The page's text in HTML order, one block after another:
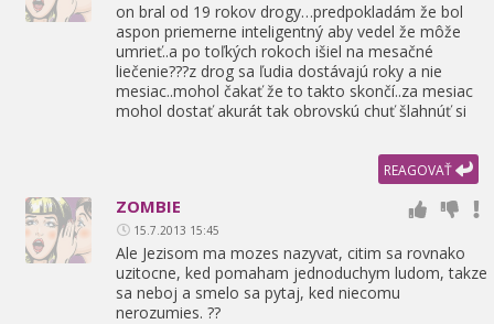
on bral od 19 rokov drogy…predpokladám že bol
aspon priemerne inteligentný aby vedel že môže
umrieť..a po toľkých rokoch išiel na mesačné
liečenie???z drog sa ľudia dostávajú roky a nie
mesiac..mohol čakať že to takto skončí..za mesiac
mohol dostať akurát tak obrovskú chuť šlahnúť si
REAGOVAŤ
ZOMBIE
15.7.2013 15:45
Ale Jezisom ma mozes nazyvat, citim sa rovnako
uzitocne, ked pomaham jednoduchym ludom, takze
sa neboj a smelo sa pytaj, ked niecomu
nerozumies. ??